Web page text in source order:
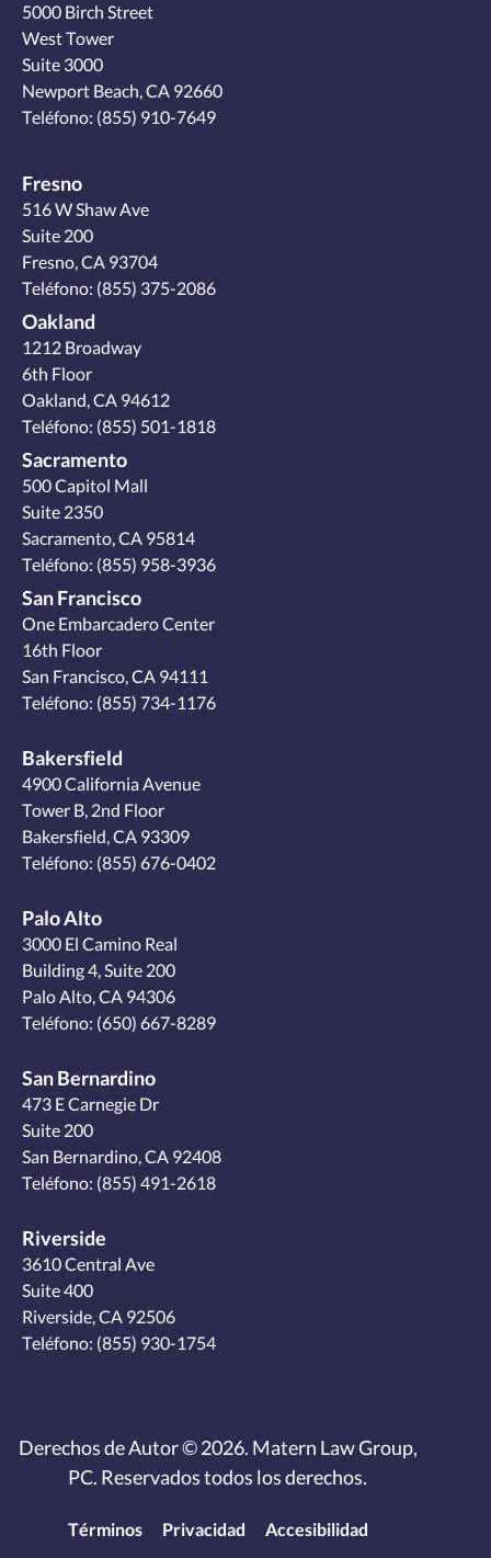
5000 Birch Street
West Tower
Suite 3000
Newport Beach, CA 92660
Teléfono: (855) 910-7649
Fresno
516 W Shaw Ave
Suite 200
Fresno, CA 93704
Teléfono: (855) 375-2086
Oakland
1212 Broadway
6th Floor
Oakland, CA 94612
Teléfono: (855) 501-1818
Sacramento
500 Capitol Mall
Suite 2350
Sacramento, CA 95814
Teléfono: (855) 958-3936
San Francisco
One Embarcadero Center
16th Floor
San Francisco, CA 94111
Teléfono: (855) 734-1176
Bakersfield
4900 California Avenue
Tower B, 2nd Floor
Bakersfield, CA 93309
Teléfono: (855) 676-0402
Palo Alto
3000 El Camino Real
Building 4, Suite 200
Palo Alto, CA 94306
Teléfono: (650) 667-8289
San Bernardino
473 E Carnegie Dr
Suite 200
San Bernardino, CA 92408
Teléfono: (855) 491-2618
Riverside
3610 Central Ave
Suite 400
Riverside, CA 92506
Teléfono: (855) 930-1754
Derechos de Autor © 2026. Matern Law Group,
PC. Reservados todos los derechos.
Términos Privacidad Accesibilidad